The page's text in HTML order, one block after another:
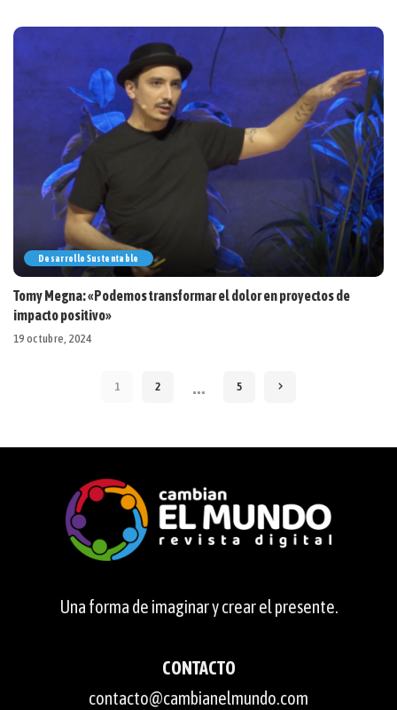
Desarrollo Sustentable
Tomy Megna: «Podemos transformar el dolor en proyectos de
impacto positivo»
19 octubre, 2024
1 2 … 5
Una forma de imaginar y crear el presente.
CONTACTO
contacto@cambianelmundo.com